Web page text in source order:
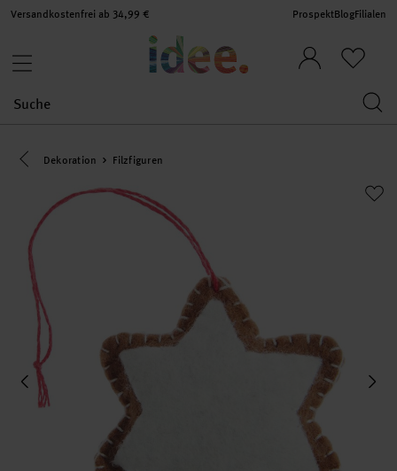
Versandkostenfrei ab 34,99 € ProspektBlogFilialen
Eine Kategorie zurück navigieren
Dekoration Filzfiguren